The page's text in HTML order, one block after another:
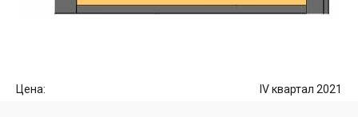
Цена: IV квартал 2021